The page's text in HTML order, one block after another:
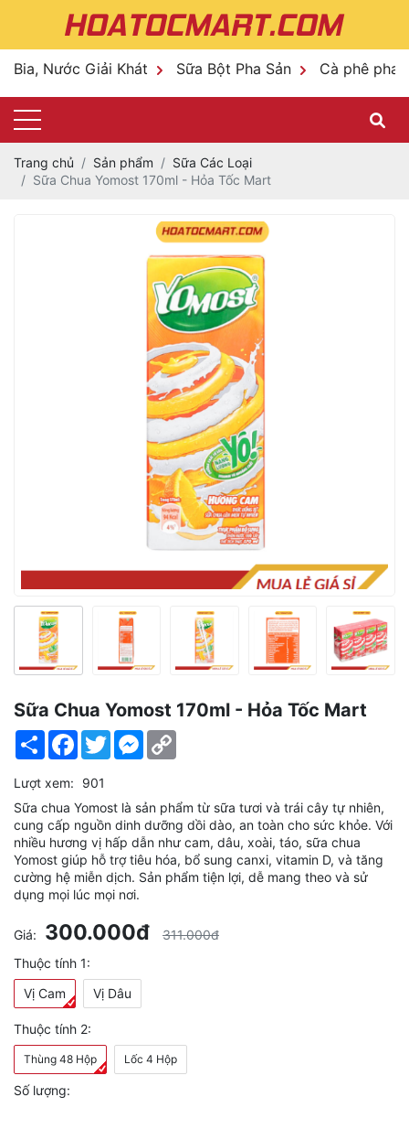
Bia, Nước Giải Khát Sữa Bột Pha Sản Cà phê pha
Trang chủ Sản phẩm
Sữa Các Loại
Sữa Chua Yomost 170ml - Hỏa Tốc Mart
Sữa Chua Yomost 170ml - Hỏa Tốc Mart
Share Facebook
TwitterMessenger
Lượt xem:
901
Sữa chua Yomost là sản phẩm từ sữa tươi và trái cây tự nhiên,
cung cấp nguồn dinh dưỡng dồi dào, an toàn cho sức khỏe. Với
nhiều hương vị hấp dẫn như cam, dâu, xoài, táo, sữa chua
Yomost giúp hỗ trợ tiêu hóa, bổ sung canxi, vitamin D, và tăng
cường hệ miễn dịch. Sản phẩm tiện lợi, dễ mang theo và sử
dụng mọi lúc mọi nơi.
Giá: 300.000đ
311.000đ
Thuộc tính 1:
Vị Cam
Vị Dâu
Thuộc tính 2:
Thùng 48 Hộp Lốc 4 Hộp
Số lượng: